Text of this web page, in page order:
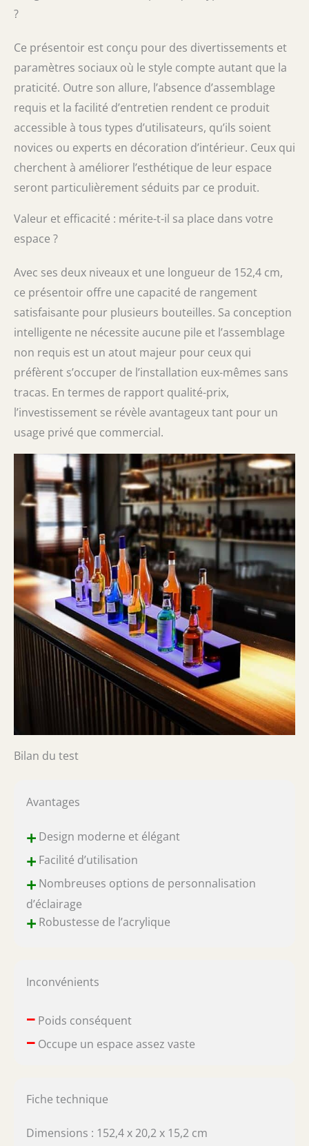
espaces publics tels que les bars
commerciaux, les clubs, les karaokés, les
fêtes au bord de la piscine, etc.
?
Ce présentoir est conçu pour des divertissements et
paramètres sociaux où le style compte autant que la
praticité. Outre son allure, l’absence d’assemblage
requis et la facilité d’entretien rendent ce produit
accessible à tous types d’utilisateurs, qu’ils soient
novices ou experts en décoration d’intérieur. Ceux qui
cherchent à améliorer l’esthétique de leur espace
seront particulièrement séduits par ce produit.
Valeur et efficacité : mérite-t-il sa place dans votre
espace ?
Avec ses deux niveaux et une longueur de 152,4 cm,
ce présentoir offre une capacité de rangement
satisfaisante pour plusieurs bouteilles. Sa conception
intelligente ne nécessite aucune pile et l’assemblage
non requis est un atout majeur pour ceux qui
préfèrent s’occuper de l’installation eux-mêmes sans
tracas. En termes de rapport qualité-prix,
l’investissement se révèle avantageux tant pour un
usage privé que commercial.
Bilan du test
Avantages
+Design moderne et élégant
+Facilité d’utilisation
+Nombreuses options de personnalisation
d’éclairage
+Robustesse de l’acrylique
Inconvénients
–Poids conséquent
–Occupe un espace assez vaste
Fiche technique
Dimensions : 152,4 x 20,2 x 15,2 cm